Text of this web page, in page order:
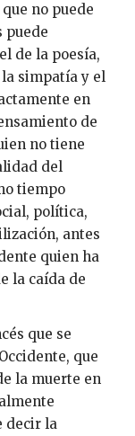
no puede
puede
de la poesía,
simpatía y el
en
de
no tiene
del
tiempo
política,
antes
quien ha
la caída de
que se
que
la muerte en
decir la